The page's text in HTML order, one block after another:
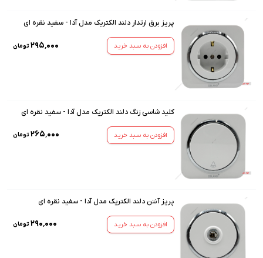
پریز برق ارتدار دلند الکتریک مدل آدا - سفید نقره ای
افزودن به سبد خرید ۲۹۵٬۰۰۰ تومان
کلید شاسی زنگ دلند الکتریک مدل آدا - سفید نقره ای
افزودن به سبد خرید ۲۶۵٬۰۰۰ تومان
پریز آنتن دلند الکتریک مدل آدا - سفید نقره ای
افزودن به سبد خرید ۲۹۰٬۰۰۰ تومان